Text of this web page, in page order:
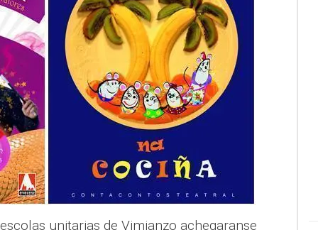
unitarias de Vimianzo achegaranse